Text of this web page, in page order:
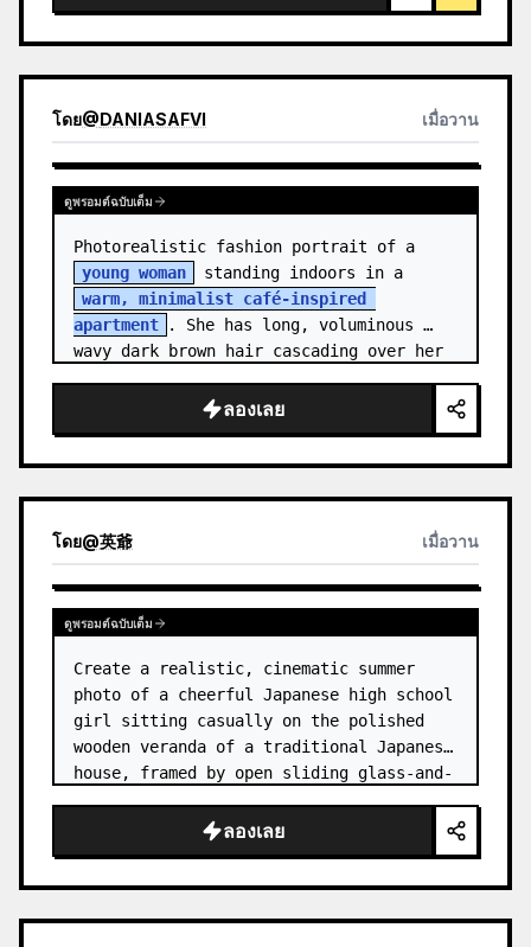
โดย@DANIASAFVI เมื่อวาน
ดูพรอมต์ฉบับเต็ม
young woman
warm, minimalist café-inspired
apartment
. She has long, voluminous
wavy dark brown hair cascading over her
ลองเลย
โดย@英爺 เมื่อวาน
ดูพรอมต์ฉบับเต็ม
Create a realistic, cinematic summer
photo of a cheerful Japanese high school
girl sitting casually on the polished
wooden veranda of a traditional Japanese
house, framed by open sliding glass-and-
style school uniform top w…
ลองเลย